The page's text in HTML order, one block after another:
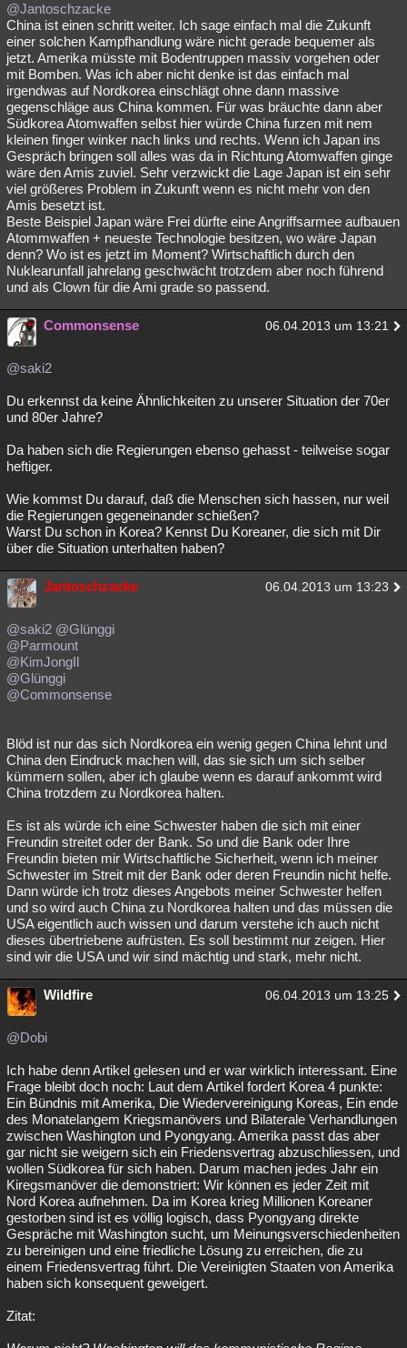
@Jantoschzacke
China ist einen schritt weiter. Ich sage einfach mal die Zukunft
einer solchen Kampfhandlung wäre nicht gerade bequemer als
jetzt. Amerika müsste mit Bodentruppen massiv vorgehen oder
mit Bomben. Was ich aber nicht denke ist das einfach mal
irgendwas auf Nordkorea einschlägt ohne dann massive
gegenschläge aus China kommen. Für was bräuchte dann aber
Südkorea Atomwaffen selbst hier würde China furzen mit nem
kleinen finger winker nach links und rechts. Wenn ich Japan ins
Gespräch bringen soll alles was da in Richtung Atomwaffen ginge
wäre den Amis zuviel. Sehr verzwickt die Lage Japan ist ein sehr
viel größeres Problem in Zukunft wenn es nicht mehr von den
Amis besetzt ist.
Beste Beispiel Japan wäre Frei dürfte eine Angriffsarmee aufbauen
Atommwaffen + neueste Technologie besitzen, wo wäre Japan
denn? Wo ist es jetzt im Moment? Wirtschaftlich durch den
Nuklearunfall jahrelang geschwächt trotzdem aber noch führend
und als Clown für die Ami grade so passend.
Commonsense 06.04.2013 um 13:21
@saki2
Du erkennst da keine Ähnlichkeiten zu unserer Situation der 70er
und 80er Jahre?
Da haben sich die Regierungen ebenso gehasst - teilweise sogar
heftiger.
Wie kommst Du darauf, daß die Menschen sich hassen, nur weil
die Regierungen gegeneinander schießen?
Warst Du schon in Korea? Kennst Du Koreaner, die sich mit Dir
über die Situation unterhalten haben?
Jantoschzacke 06.04.2013 um 13:23
@saki2 @Glünggi
@Parmount
@KimJongIl
@Glünggi
@Commonsense
Blöd ist nur das sich Nordkorea ein wenig gegen China lehnt und
China den Eindruck machen will, das sie sich um sich selber
kümmern sollen, aber ich glaube wenn es darauf ankommt wird
China trotzdem zu Nordkorea halten.
Es ist als würde ich eine Schwester haben die sich mit einer
Freundin streitet oder der Bank. So und die Bank oder Ihre
Freundin bieten mir Wirtschaftliche Sicherheit, wenn ich meiner
Schwester im Streit mit der Bank oder deren Freundin nicht helfe.
Dann würde ich trotz dieses Angebots meiner Schwester helfen
und so wird auch China zu Nordkorea halten und das müssen die
USA eigentlich auch wissen und darum verstehe ich auch nicht
dieses übertriebene aufrüsten. Es soll bestimmt nur zeigen. Hier
sind wir die USA und wir sind mächtig und stark, mehr nicht.
Wildfire 06.04.2013 um 13:25
@Dobi
Ich habe denn Artikel gelesen und er war wirklich interessant. Eine
Frage bleibt doch noch: Laut dem Artikel fordert Korea 4 punkte:
Ein Bündnis mit Amerika, Die Wiedervereinigung Koreas, Ein ende
des Monatelangem Kriegsmanövers und Bilaterale Verhandlungen
zwischen Washington und Pyongyang. Amerika passt das aber
gar nicht sie weigern sich ein Friedensvertrag abzuschliessen, und
wollen Südkorea für sich haben. Darum machen jedes Jahr ein
Kiregsmanöver die demonstriert: Wir können es jeder Zeit mit
Nord Korea aufnehmen. Da im Korea krieg Millionen Koreaner
gestorben sind ist es völlig logisch, dass Pyongyang direkte
Gespräche mit Washington sucht, um Meinungsverschiedenheiten
zu bereinigen und eine friedliche Lösung zu erreichen, die zu
einem Friedensvertrag führt. Die Vereinigten Staaten von Amerika
haben sich konsequent geweigert.
Zitat: